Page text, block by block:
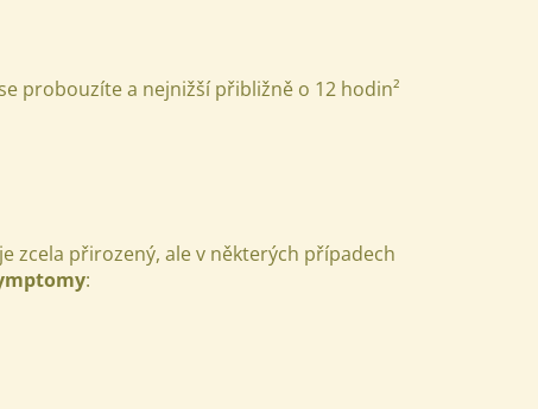
probouzíte a nejnižší přibližně o 12 hodin²
zcela přirozený, ale v některých případech
:
- Chat